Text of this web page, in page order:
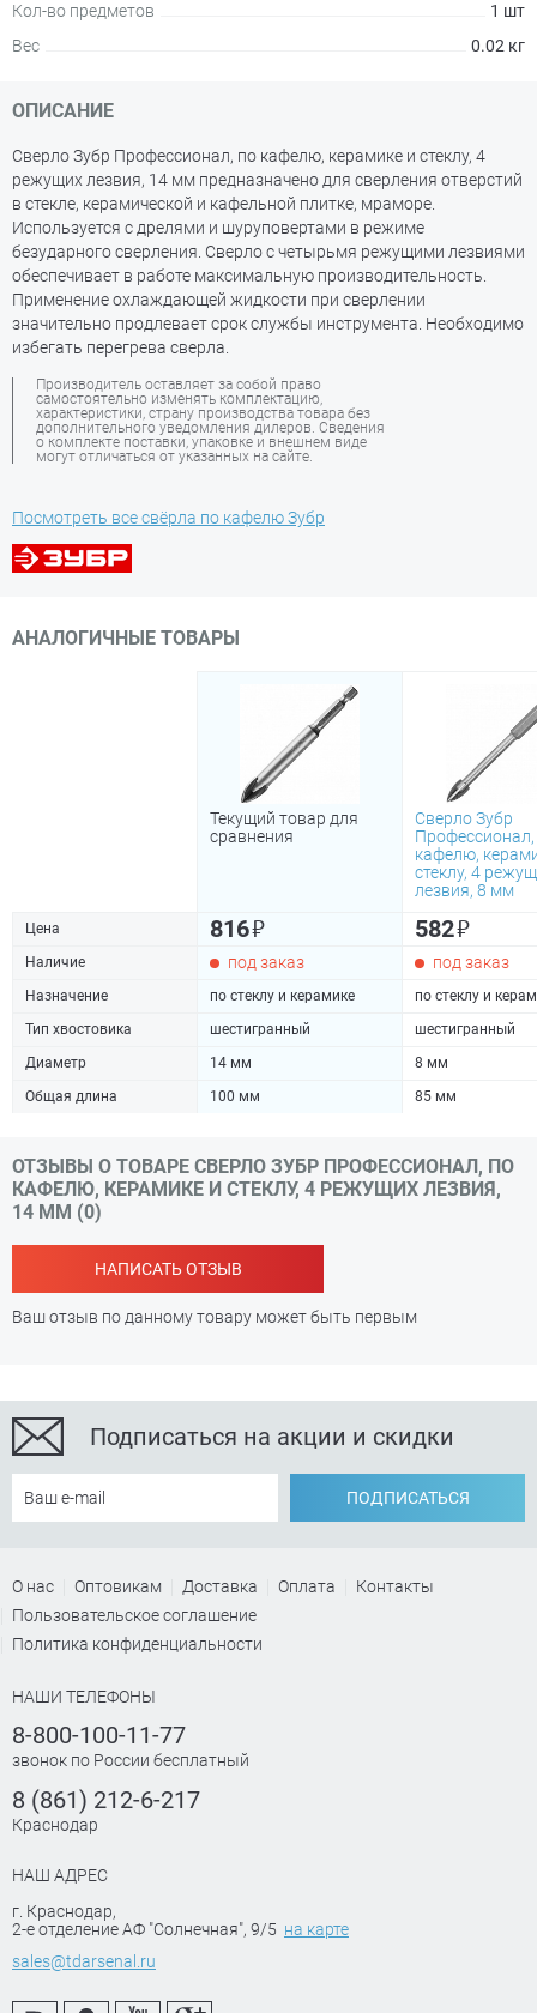
Кол-во предметов
1 шт
Вес
0.02 кг
ОПИСАНИЕ
Сверло Зубр Профессионал, по кафелю, керамике и стеклу, 4
режущих лезвия, 14 мм предназначено для сверления отверстий
в стекле, керамической и кафельной плитке, мраморе.
Используется с дрелями и шуруповертами в режиме
безударного сверления. Сверло с четырьмя режущими лезвиями
обеспечивает в работе максимальную производительность.
Применение охлаждающей жидкости при сверлении
значительно продлевает срок службы инструмента. Необходимо
избегать перегрева сверла.
Производитель оставляет за собой право
самостоятельно изменять комплектацию,
характеристики, страну производства товара без
дополнительного уведомления дилеров. Сведения
о комплекте поставки, упаковке и внешнем виде
могут отличаться от указанных на сайте.
Посмотреть все свёрла по кафелю Зубр
АНАЛОГИЧНЫЕ ТОВАРЫ
Текущий товар для
сравнения
Сверло Зубр
кафелю,
стеклу, 4
лезвия, 8 мм
Цена 816₽ 582₽
Наличие под заказ под заказ
Назначение по стеклу и керамике
по стеклу и
Тип хвостовика
шестигранный
шестигранный
Диаметр
14 мм
8 мм
Общая длина
100 мм 85 мм
ОТЗЫВЫ О ТОВАРЕ СВЕРЛО ЗУБР ПРОФЕССИОНАЛ, ПО
КАФЕЛЮ, КЕРАМИКЕ И СТЕКЛУ, 4 РЕЖУЩИХ ЛЕЗВИЯ,
14 ММ (0)
НАПИСАТЬ ОТЗЫВ
Ваш отзыв по данному товару может быть первым
Подписаться на акции и скидки
ПОДПИСАТЬСЯ
О нас Оптовикам Доставка Оплата
Контакты
Пользовательское соглашение
Политика конфиденциальности
НАШИ ТЕЛЕФОНЫ
8-800-100-11-77
звонок по России бесплатный
8 (861) 212-6-217
Краснодар
НАШ АДРЕС
г. Краснодар,
2-е отделение АФ "Солнечная", 9/5 на карте
sales@tdarsenal.ru